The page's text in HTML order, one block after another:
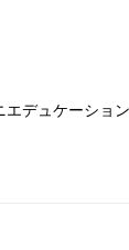
デュケーショ